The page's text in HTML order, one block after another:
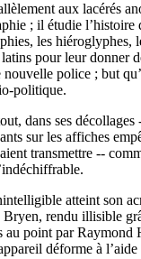
aux lacérés
; il étudie l’histoire
les hiéroglyphes,
latins pour leur donner
nouvelle police ; but
politique.
dans ses décollages
sur les affiches
transmettre --
atteint son
rendu illisible
au point par Raymond
déforme à